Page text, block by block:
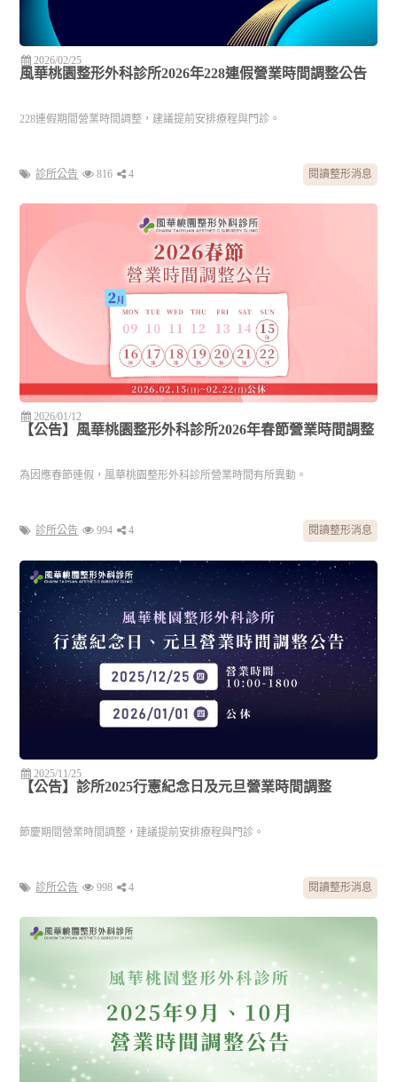
2026/02/25
風華桃園整形外科診所2026年228連假營業時間調整公告
228連假期間營業時間調整，建議提前安排療程與門診。
診所公告 816 4 閱讀整形消息
2026/01/12
【公告】風華桃園整形外科診所2026年春節營業時間調整
為因應春節連假，風華桃園整形外科診所營業時間有所異動。
診所公告 994 4 閱讀整形消息
2025/11/25
【公告】診所2025行憲紀念日及元旦營業時間調整
節慶期間營業時間調整，建議提前安排療程與門診。
診所公告 998 4 閱讀整形消息